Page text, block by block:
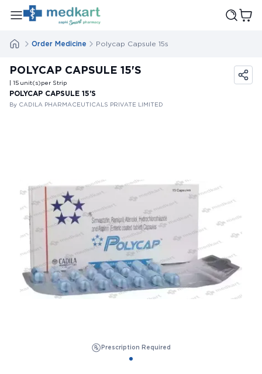
Order Medicine Polycap Capsule 15s
POLYCAP CAPSULE 15'S
| 15 unit(s)per Strip
POLYCAP CAPSULE 15'S
By CADILA PHARMACEUTICALS PRIVATE LIMITED
Prescription Required